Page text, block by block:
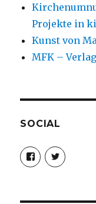
Projekte in
Kunst von
MFK – Verlag
SOCIAL
Profil
von
anzeigen
Profil
von
anzeigen